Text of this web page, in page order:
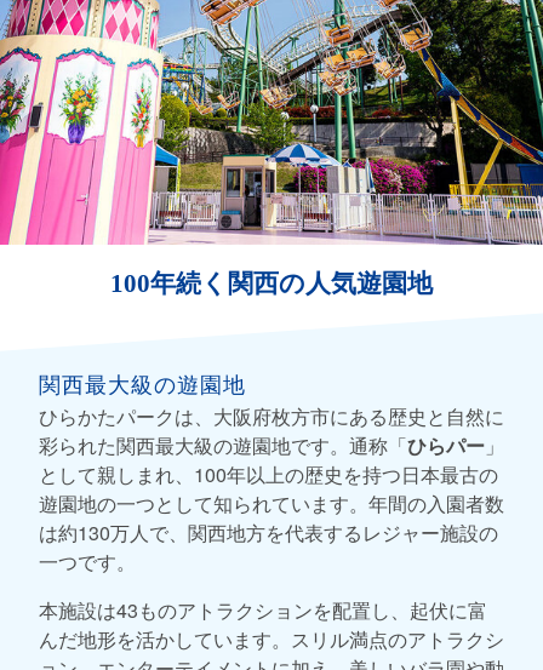
100年続く関西の人気遊園地
関西最大級の遊園地
ひらかたパークは、大阪府枚方市にある歴史と自然に
彩られた関西最大級の遊園地です。通称「ひらパー 」
として親しまれ、100年以上の歴史を持つ日本最古の
遊園地の一つとして知られています。年間の入園者数
は約130万人で、関西地方を代表するレジャー施設の
一つです。
本施設は43ものアトラクションを配置し、起伏に富
んだ地形を活かしています。スリル満点のアトラクシ